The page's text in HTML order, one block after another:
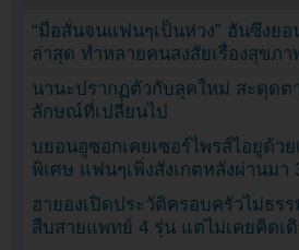
“มือสั่นจนแฟนๆเป็นห่วง” ฮันซึงยอ
ล่าสุด ทำหลายคนสงสัยเรื่องสุขภา
นานะปรากฏตัวกับลุคใหม่ สะดุดต
ลักษณ์ที่เปลี่ยนไป
บยอนอูซอกเคยเซอร์ไพรส์ไอยูด้วย
พิเศษ แฟนๆเพิ่งสังเกตหลังผ่านมา
ฮายองเปิดประวัติครอบครัวไม่ธร
สืบสายแพทย์ 4 รุ่น แต่ไม่เคยคิดเ